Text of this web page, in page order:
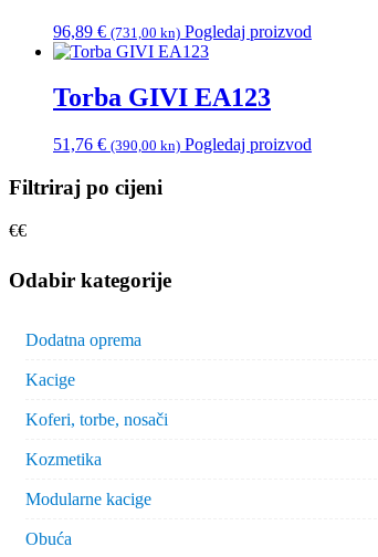
96,89 € (731,00 kn) Pogledaj proizvod
Torba GIVI EA123
51,76 € (390,00 kn) Pogledaj proizvod
Filtriraj po cijeni
€€
Odabir kategorije
Dodatna oprema
Kacige
Koferi, torbe, nosači
Kozmetika
Modularne kacige
Obuća